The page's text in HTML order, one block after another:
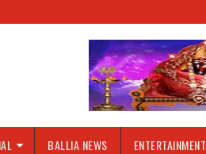
BALLIA NEWS ENTERTAINMENT